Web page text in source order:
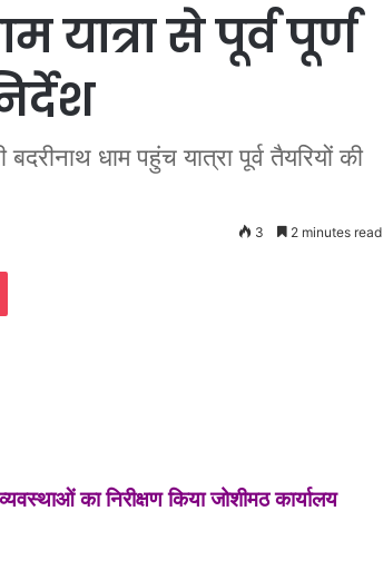
यात्रा से पूर्व पूर्ण
धाम पहुंच यात्रा पूर्व तैयरियों की
3 2 minutes read
Pocket
का निरीक्षण किया जोशीमठ कार्यालय